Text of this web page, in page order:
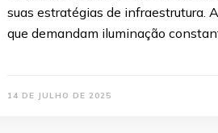
suas estratégias de infraestrutura.
que demandam iluminação
14 DE JULHO DE 2025